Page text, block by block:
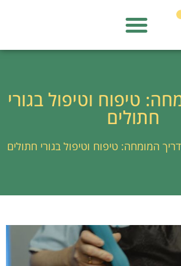
טיפוח וטיפול בגורי
חתולים
המומחה: טיפוח וטיפול בגורי חתולים